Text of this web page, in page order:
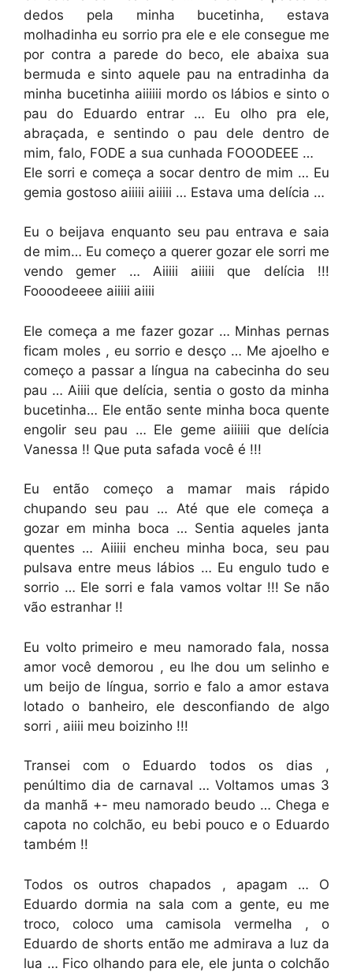
dedos pela minha bucetinha, estava
molhadinha eu sorrio pra ele e ele consegue me
por contra a parede do beco, ele abaixa sua
bermuda e sinto aquele pau na entradinha da
minha bucetinha aiiiiii mordo os lábios e sinto o
pau do Eduardo entrar … Eu olho pra ele,
abraçada, e sentindo o pau dele dentro de
mim, falo, FODE a sua cunhada FOOODEEE …
Ele sorri e começa a socar dentro de mim … Eu
gemia gostoso aiiiii aiiiii … Estava uma delícia …
Eu o beijava enquanto seu pau entrava e saia
de mim… Eu começo a querer gozar ele sorri me
vendo gemer … Aiiiii aiiiii que delícia !!!
Foooodeeee aiiiii aiiii
Ele começa a me fazer gozar … Minhas pernas
ficam moles , eu sorrio e desço … Me ajoelho e
começo a passar a língua na cabecinha do seu
pau … Aiiii que delícia, sentia o gosto da minha
bucetinha… Ele então sente minha boca quente
engolir seu pau … Ele geme aiiiiii que delícia
Vanessa !! Que puta safada você é !!!
Eu então começo a mamar mais rápido
chupando seu pau … Até que ele começa a
gozar em minha boca … Sentia aqueles janta
quentes … Aiiiii encheu minha boca, seu pau
pulsava entre meus lábios … Eu engulo tudo e
sorrio … Ele sorri e fala vamos voltar !!! Se não
vão estranhar !!
Eu volto primeiro e meu namorado fala, nossa
amor você demorou , eu lhe dou um selinho e
um beijo de língua, sorrio e falo a amor estava
lotado o banheiro, ele desconfiando de algo
sorri , aiiii meu boizinho !!!
Transei com o Eduardo todos os dias ,
penúltimo dia de carnaval … Voltamos umas 3
da manhã +- meu namorado beudo … Chega e
capota no colchão, eu bebi pouco e o Eduardo
também !!
Todos os outros chapados , apagam … O
Eduardo dormia na sala com a gente, eu me
troco, coloco uma camisola vermelha , o
Eduardo de shorts então me admirava a luz da
lua … Fico olhando para ele, ele junta o colchão